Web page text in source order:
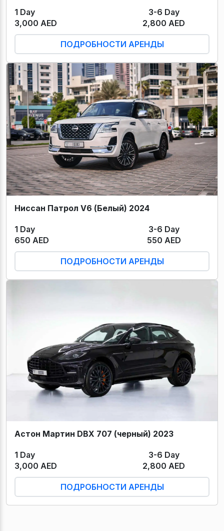
1 Day
3-6 Day
3,000 AED
2,800 AED
ПОДРОБНОСТИ АРЕНДЫ
Ниссан Патрол V6 (Белый) 2024
1 Day
3-6 Day
650 AED
550 AED
ПОДРОБНОСТИ АРЕНДЫ
Астон Мартин DBX 707 (черный) 2023
1 Day
3-6 Day
3,000 AED
2,800 AED
ПОДРОБНОСТИ АРЕНДЫ